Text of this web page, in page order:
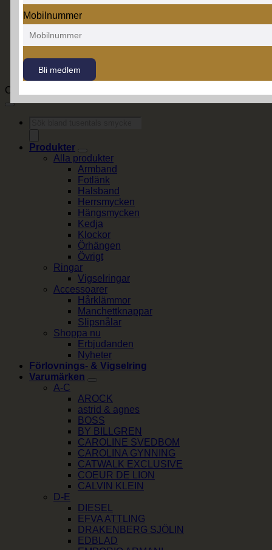
Copyright 2026 ©
Produkter
Alla produkter
Armband
Fotlänk
Halsband
Herrsmycken
Hängsmycken
Kedja
Klockor
Örhängen
Övrigt
Ringar
Vigselringar
Accessoarer
Hårklämmor
Manchettknappar
Slipsnålar
Shoppa nu
Erbjudanden
Nyheter
Förlovnings- & Vigselring
Varumärken
A-C
AROCK
astrid & agnes
BOSS
BY BILLGREN
CAROLINE SVEDBOM
CAROLINA GYNNING
CATWALK EXCLUSIVE
COEUR DE LION
CALVIN KLEIN
D-E
DIESEL
EFVA ATTLING
DRAKENBERG SJÖLIN
EDBLAD
Mobilnummer
Bli medlem